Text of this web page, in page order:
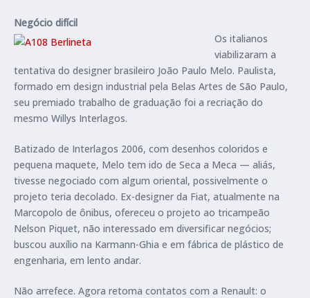
Negócio difícil
Os italianos
viabilizaram a
tentativa do designer brasileiro João Paulo Melo. Paulista,
formado em design industrial pela Belas Artes de São Paulo,
seu premiado trabalho de graduação foi a recriação do
mesmo Willys Interlagos.
Batizado de Interlagos 2006, com desenhos coloridos e
pequena maquete, Melo tem ido de Seca a Meca — aliás,
tivesse negociado com algum oriental, possivelmente o
projeto teria decolado. Ex-designer da Fiat, atualmente na
Marcopolo de ônibus, ofereceu o projeto ao tricampeão
Nelson Piquet, não interessado em diversificar negócios;
buscou auxílio na Karmann-Ghia e em fábrica de plástico de
engenharia, em lento andar.
Não arrefece. Agora retoma contatos com a Renault: o